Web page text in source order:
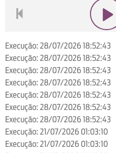
Execução: 28/07/2026 18:52:43
Execução: 28/07/2026 18:52:43
Execução: 28/07/2026 18:52:43
Execução: 28/07/2026 18:52:43
Execução: 28/07/2026 18:52:43
Execução: 28/07/2026 18:52:43
Execução: 28/07/2026 18:52:43
Execução: 21/07/2026 01:03:10
Execução: 21/07/2026 01:03:10